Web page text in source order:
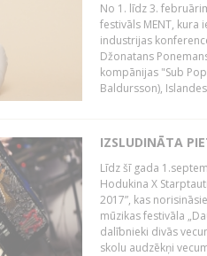
No 1. līdz 3.
festivāls MENT, kura
industrijas
Džonatans
kompānijas "Sub
Baldursson),
IZSLUDINĀTA
Līdz šī gada
Hodukina X
2017”, kas
mūzikas festivāla
dalībnieki divās
skolu audzēkņi